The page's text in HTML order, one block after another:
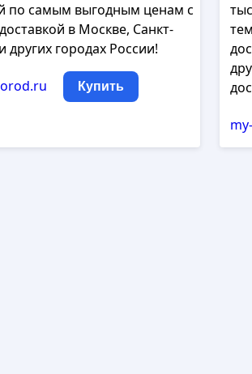
по самым выгодным ценам с
в Москве, Санкт-
других городах России!
Купить